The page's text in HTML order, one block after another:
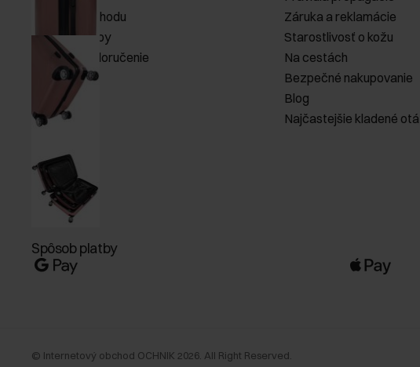
Pravidlá obchodu
Spôsob platby
Náklady na doručenie
Vrátenie
Záruka a reklamácie
Starostlivosť o kožu
Na cestách
Bezpečné nakupovanie
Blog
Najčastejšie kladené
Spôsob platby
© Internetový obchod OCHNIK 2026 . All Right Reserved.